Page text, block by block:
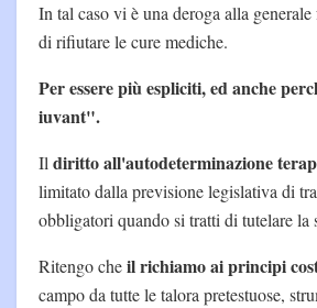
In tal caso vi è una deroga alla
di rifiutare le cure mediche.
Per essere più espliciti, ed anche
iuvant".
Il diritto all'autodeterminazione
limitato dalla previsione legislativa di
obbligatori quando si tratti di tutelare la
Ritengo cheil richiamo ai principi
campo da tutte le talora pretestuose,